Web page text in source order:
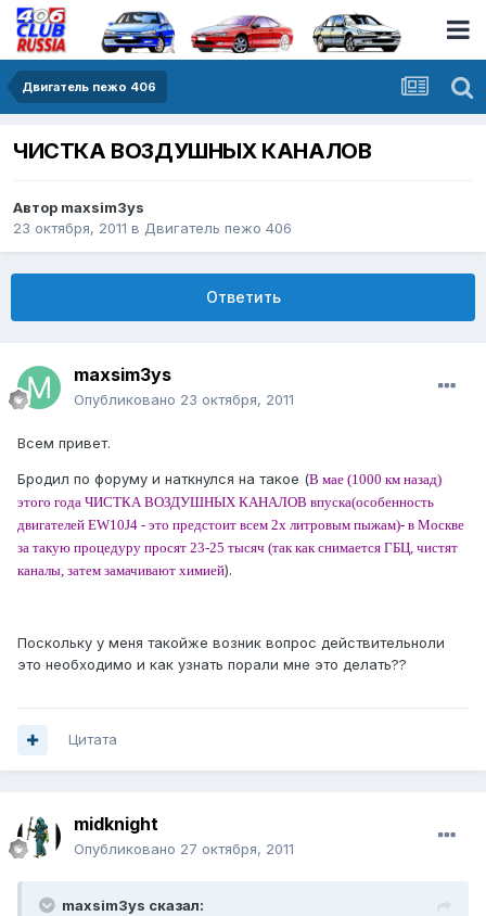
Двигатель пежо 406
ЧИСТКА ВОЗДУШНЫХ КАНАЛОВ
Автор maxsim3ys
23 октября, 2011 в Двигатель пежо 406
Ответить
maxsim3ys
Опубликовано 23 октября, 2011
Всем привет.
Бродил по форуму и наткнулся на такое (В мае (1000 км назад)
этого года ЧИСТКА ВОЗДУШНЫХ КАНАЛОВ впуска(особенность
двигателей EW10J4 - это предстоит всем 2х литровым пыжам)- в Москве
за такую процедуру просят 23-25 тысяч (так как снимается ГБЦ, чистят
каналы, затем замачивают химией).
Поскольку у меня такойже возник вопрос действительноли
это необходимо и как узнать порали мне это делать??
Цитата
midknight
Опубликовано 27 октября, 2011
maxsim3ys сказал: